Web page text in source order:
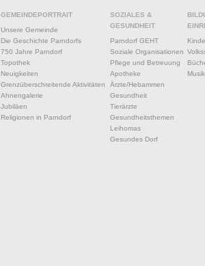
GEMEINDEPORTRAIT
Unsere Gemeinde
Die Geschichte Parndorfs
750 Jahre Parndorf
Topothek
Neuigkeiten
Grenzüberschreitende Aktivitäten
Ahnengalerie
Jubiläen
Religionen in Parndorf
SOZIALES &
GESUNDHEIT
Parndorf GEHT
Soziale Organisationen
Pflege und Betreuung
Apotheke
Ärzte/Hebammen
Gesundheit
Tierärzte
Gesundheitsthemen
Leihomas
Gesundes Dorf